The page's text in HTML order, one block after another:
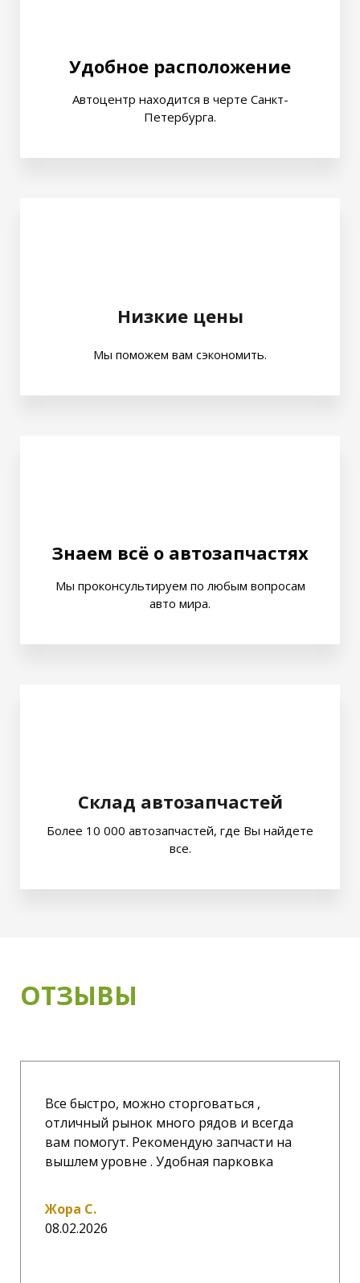
Удобное расположение
Автоцентр находится в черте Санкт-
Петербурга.
Низкие цены
Мы поможем вам сэкономить.
Знаем всё о автозапчастях
Мы проконсультируем по любым вопросам
авто мира.
Склад автозапчастей
Более 10 000 автозапчастей, где Вы найдете
все.
ОТЗЫВЫ
Все быстро, можно сторговаться ,
отличный рынок много рядов и всегда
вам помогут. Рекомендую запчасти на
вышлем уровне . Удобная парковка
Жора С.
08.02.2026